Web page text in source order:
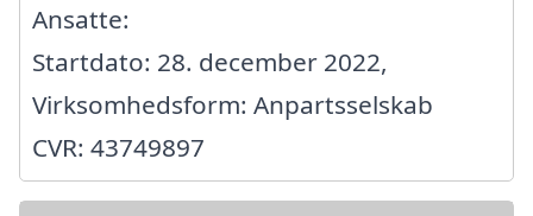
Ansatte:
Startdato: 28. december 2022,
Virksomhedsform: Anpartsselskab
CVR: 43749897